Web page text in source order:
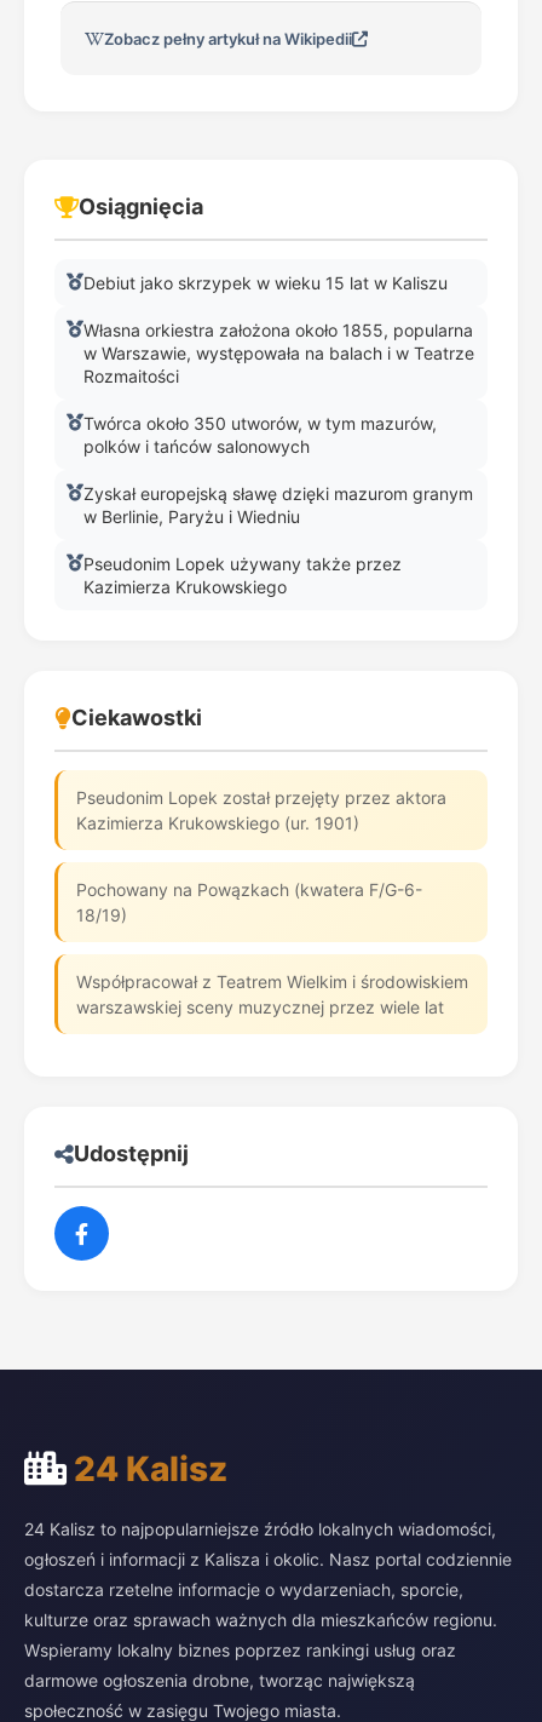
Zobacz pełny artykuł na Wikipedii
Osiągnięcia
Debiut jako skrzypek w wieku 15 lat w Kaliszu
Własna orkiestra założona około 1855, popularna
w Warszawie, występowała na balach i w Teatrze
Rozmaitości
Twórca około 350 utworów, w tym mazurów,
polków i tańców salonowych
Zyskał europejską sławę dzięki mazurom granym
w Berlinie, Paryżu i Wiedniu
Pseudonim Lopek używany także przez
Kazimierza Krukowskiego
Ciekawostki
Pseudonim Lopek został przejęty przez aktora
Kazimierza Krukowskiego (ur. 1901)
Pochowany na Powązkach (kwatera F/G-6-
18/19)
Współpracował z Teatrem Wielkim i środowiskiem
warszawskiej sceny muzycznej przez wiele lat
Udostępnij
24 Kalisz
24 Kalisz to najpopularniejsze źródło lokalnych wiadomości,
ogłoszeń i informacji z Kalisza i okolic. Nasz portal codziennie
dostarcza rzetelne informacje o wydarzeniach, sporcie,
kulturze oraz sprawach ważnych dla mieszkańców regionu.
Wspieramy lokalny biznes poprzez rankingi usług oraz
darmowe ogłoszenia drobne, tworząc największą
społeczność w zasięgu Twojego miasta.